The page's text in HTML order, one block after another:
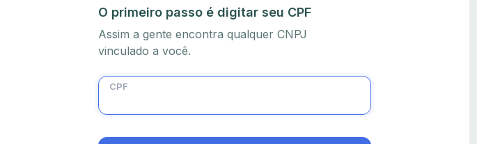
O primeiro passo é digitar seu CPF
Assim a gente encontra qualquer CNPJ
vinculado a você.
CPF